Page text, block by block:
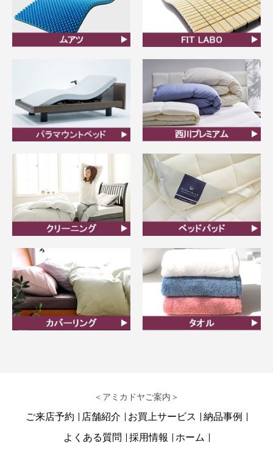
ん
＜アミカドヤご案内＞
ご来店予約 店舗紹介 お買上サービス
納品事例
よくある質問
採用情報 ホーム